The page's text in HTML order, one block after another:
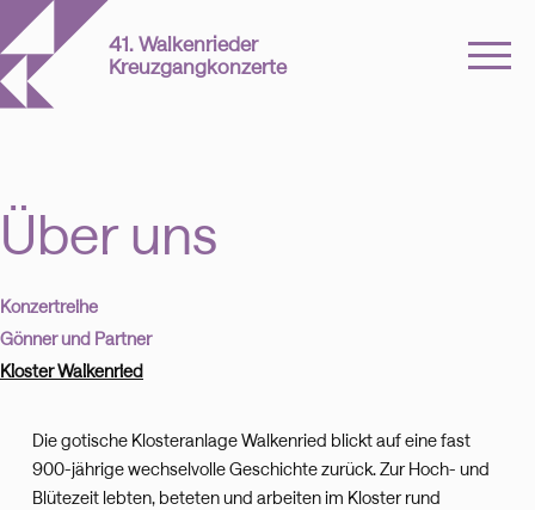
41. Walkenrieder
Kreuzgangkonzerte
Über uns
Konzertreihe
Gönner und Partner
Kloster Walkenried
Die gotische Klosteranlage Walkenried blickt auf eine fast
900-jährige wechselvolle Geschichte zurück. Zur Hoch- und
Blütezeit lebten, beteten und arbeiten im Kloster rund